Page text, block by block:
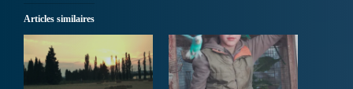
Articles similaires